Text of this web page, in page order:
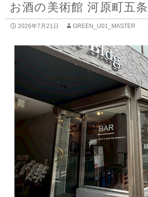
お酒の美術館 河原町五
2026年7月21日 GREEN_U01_MASTER